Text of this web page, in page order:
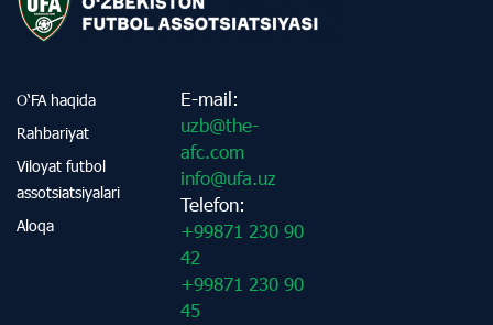
O‘FA haqida
Rahbariyat
Viloyat futbol
assotsiatsiyalari
Aloqa
E-mail:
uzb@the-
afc.com
info@ufa.uz
Telefon:
+99871 230 90
42
+99871 230 90
45